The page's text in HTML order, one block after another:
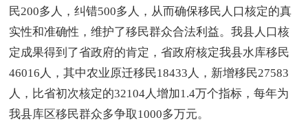
民200多人，纠错500多人，从而确保移民人口核定的真
实性和准确性，维护了移民群众合法利益。我县人口核
定成果得到了省政府的肯定，省政府核定我县水库移民
46016人，其中农业原迁移民18433人，新增移民27583
人，比省初次核定的32104人增加1.4万个指标，每年为
我县库区移民群众多争取1000多万元。